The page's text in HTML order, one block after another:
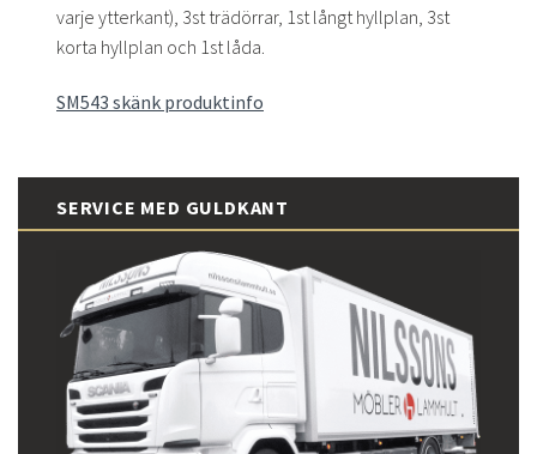
varje ytterkant), 3st trädörrar, 1st långt hyllplan, 3st
korta hyllplan och 1st låda.
SM543 skänk produktinfo
SERVICE MED GULDKANT